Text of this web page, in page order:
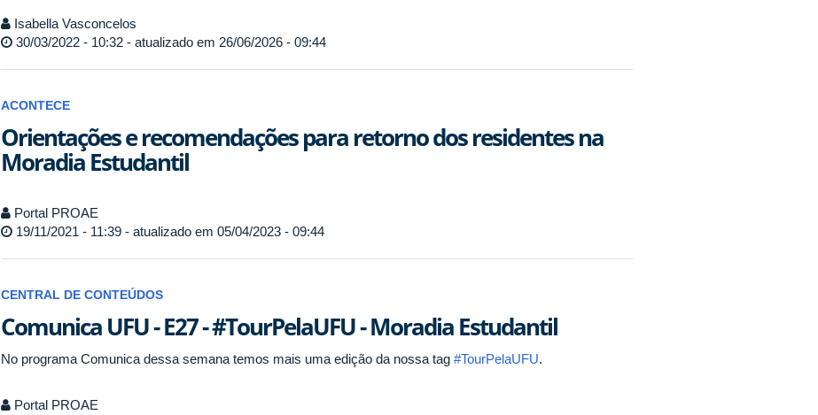
Isabella Vasconcelos
30/03/2022 - 10:32 - atualizado em 26/06/2026 - 09:44
ACONTECE
Orientações e recomendações para retorno dos residentes na
Moradia Estudantil
Portal PROAE
19/11/2021 - 11:39 - atualizado em 05/04/2023 - 09:44
CENTRAL DE CONTEÚDOS
Comunica UFU - E27 - #TourPelaUFU - Moradia Estudantil
No programa Comunica dessa semana temos mais uma edição da nossa tag #TourPelaUFU.
Portal PROAE